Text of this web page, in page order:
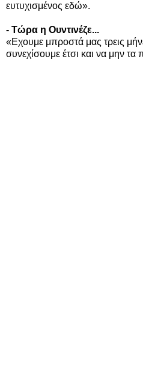
ευτυχισμένος εδώ».
- Τώρα η Ουντινέζε...
«Εχουμε μπροστά μας τρεις
συνεχίσουμε έτσι και να μην